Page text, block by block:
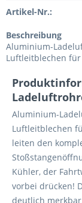
Artikel-Nr.:
Beschreibung
Aluminium-
Luftleitblechen
Aluminium-
Luftleitblechen
leiten den
Kühler, der
vorbei drücken!
deutlich